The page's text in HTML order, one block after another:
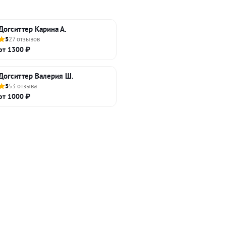
Карина А.
527 отзывов
1300 ₽
Валерия Ш.
553 отзыва
1000 ₽